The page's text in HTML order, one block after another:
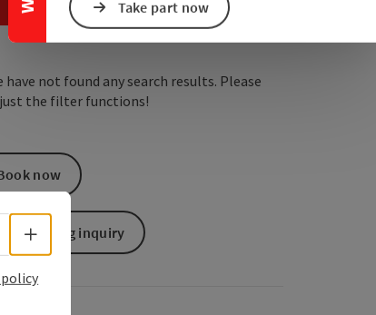
Take part now
have not found any search results. Please
the filter functions!
now
non-binding inquiry
Select language - Open menu